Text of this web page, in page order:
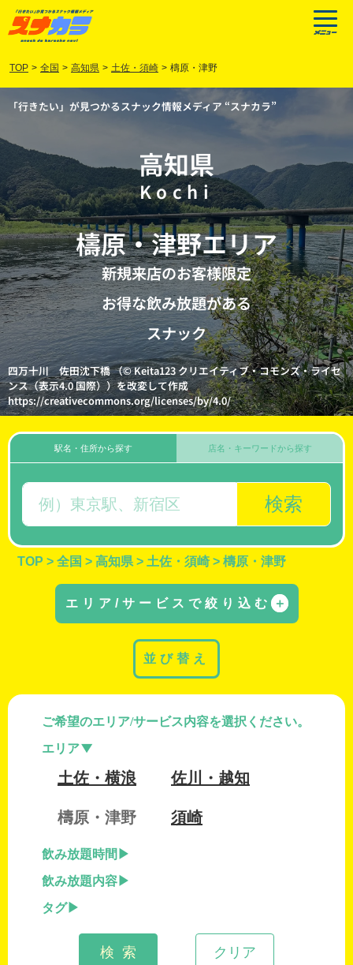
TOP > 全国 > 高知県 > 土佐・須崎 > 檮原・津野
「行きたい」が見つかるスナック情報メディア “スナカラ”
高知県
Kochi
檮原・津野エリア
新規来店のお客様限定
お得な飲み放題がある
スナック
四万十川 佐田沈下橋 （© Keita123 クリエイティブ・コモンズ・ライセ
ンス（表示4.0 国際））を改変して作成
https://creativecommons.org/licenses/by/4.0/
駅名・住所から探す
検索
店名・キーワードから探す
TOP > 全国 > 高知県 > 土佐・須崎 > 檮原・津野
エリア/サービスで絞り込む ＋
ご希望のエリア/サービス内容を選択ください。
エリア
土佐・横浪 佐川・越知
檮原・津野 須崎
飲み放題時間
飲み放題内容
タグ
クリア
検 索
並び替え